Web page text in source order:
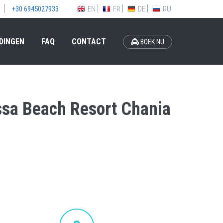
+30 6945027933 EN FR DE RU
FAQ CONTACT BOEK NU
Beach Resort Chania